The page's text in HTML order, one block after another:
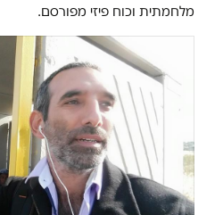
מלחמתית וכוח פיזי מפורסם.